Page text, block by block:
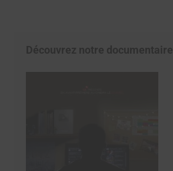
Découvrez notre documentaire